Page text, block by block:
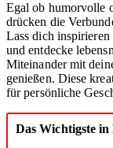
Egal ob humorvolle
drücken die
Lass dich
und entdecke
Miteinander mit
genießen. Diese
für persönliche
Das Wichtigste